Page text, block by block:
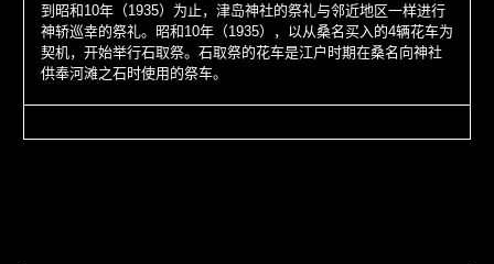
到昭和10年（1935）为止，津岛神社的祭礼与邻近地区一样进行
神轿巡幸的祭礼。昭和10年（1935），以从桑名买入的4辆花车为
契机，开始举行石取祭。石取祭的花车是江户时期在桑名向神社
供奉河滩之石时使用的祭车。